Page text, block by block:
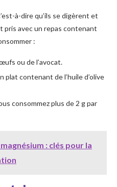
à-dire qu’ils se digèrent et
pris avec un repas contenant
:
ou de l’avocat.
plat contenant de l’huile d’olive
consommez plus de 2 g par
: clés pour la